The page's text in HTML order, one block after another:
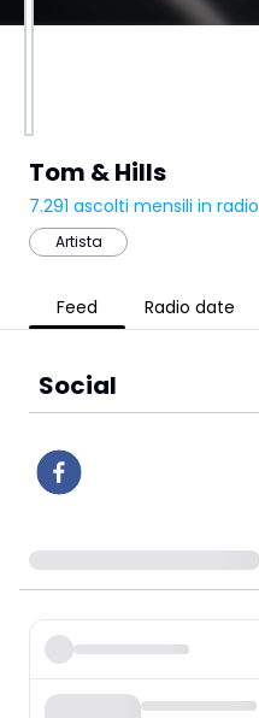
Tom & Hills
7.291 ascolti mensili in radio
Artista
Feed Radio date
Social